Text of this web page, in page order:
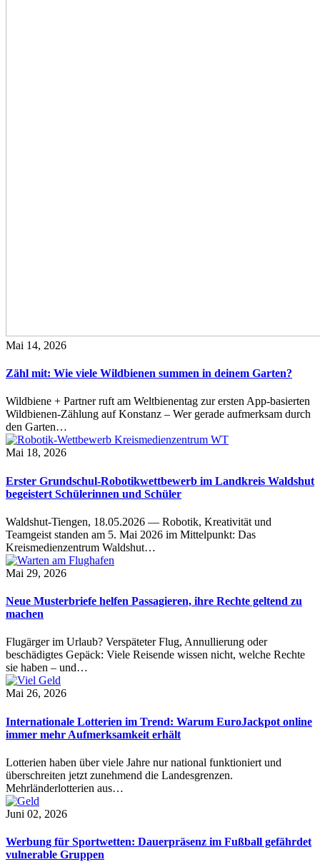
Mai 14, 2026
Zähl mit: Wie viele Wildbienen summen in deinem Garten?
Wildbiene + Partner ruft am Weltbienentag zur ersten App-basierten
Wildbienen-Zählung auf Konstanz – Wer gerade aufmerksam durch
den Garten…
Mai 18, 2026
Erster Grundschul-Robotikwettbewerb im Landkreis Waldshut
begeistert Schülerinnen und Schüler
Waldshut-Tiengen, 18.05.2026 — Robotik, Kreativität und
Teamgeist standen am 5. Mai 2026 im Mittelpunkt: Das
Kreismedienzentrum Waldshut…
Mai 29, 2026
Neue Musterbriefe helfen Passagieren, ihre Rechte geltend zu
machen
Flugärger im Urlaub? Verspäteter Flug, Annullierung oder
beschädigtes Gepäck: Viele Reisende wissen nicht, welche Rechte
sie haben – und…
Mai 26, 2026
Internationale Lotterien im Trend: Warum EuroJackpot online
immer mehr Aufmerksamkeit erhält
Lotterien haben über viele Jahre nur national funktioniert und
überschreiten jetzt zunehmend die Landesgrenzen.
Mehrländerlotterien aus…
Juni 02, 2026
Werbung für Sportwetten: Dauerpräsenz im Fußball gefährdet
vulnerable Gruppen